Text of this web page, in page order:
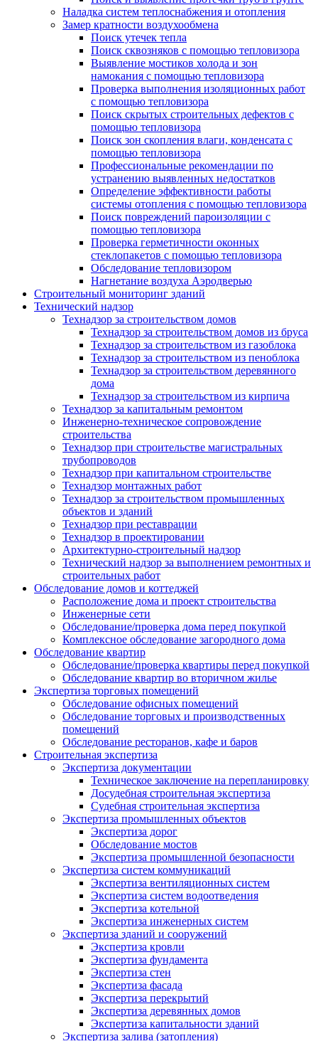
Наладка систем теплоснабжения и отопления
Замер кратности воздухообмена
Поиск утечек тепла
Поиск сквозняков с помощью тепловизора
Выявление мостиков холода и зон
намокания с помощью тепловизора
Проверка выполнения изоляционных работ
с помощью тепловизора
Поиск скрытых строительных дефектов с
помощью тепловизора
Поиск зон скопления влаги, конденсата с
помощью тепловизора
Профессиональные рекомендации по
устранению выявленных недостатков
Определение эффективности работы
системы отопления с помощью тепловизора
Поиск повреждений пароизоляции с
помощью тепловизора
Проверка герметичности оконных
стеклопакетов с помощью тепловизора
Обследование тепловизором
Нагнетание воздуха Аэродверью
Строительный мониторинг зданий
Технический надзор
Технадзор за строительством домов
Технадзор за строительством домов из бруса
Технадзор за строительством из газоблока
Технадзор за строительством из пеноблока
Технадзор за строительством деревянного
дома
Технадзор за строительством из кирпича
Технадзор за капитальным ремонтом
Инженерно-техническое сопровождение
строительства
Технадзор при строительстве магистральных
трубопроводов
Технадзор при капитальном строительстве
Технадзор монтажных работ
Технадзор за строительством промышленных
объектов и зданий
Технадзор при реставрации
Технадзор в проектировании
Архитектурно-строительный надзор
Технический надзор за выполнением ремонтных и
строительных работ
Обследование домов и коттеджей
Расположение дома и проект строительства
Инженерные сети
Обследование/проверка дома перед покупкой
Комплексное обследование загородного дома
Обследование квартир
Обследование/проверка квартиры перед покупкой
Обследование квартир во вторичном жилье
Экспертиза торговых помещений
Обследование офисных помещений
Обследование торговых и производственных
помещений
Обследование ресторанов, кафе и баров
Строительная экспертиза
Экспертиза документации
Техническое заключение на перепланировку
Досудебная строительная экспертиза
Судебная строительная экспертиза
Экспертиза промышленных объектов
Экспертиза дорог
Обследование мостов
Экспертиза промышленной безопасности
Экспертиза систем коммуникаций
Экспертиза вентиляционных систем
Экспертиза систем водоотведения
Экспертиза котельной
Экспертиза инженерных систем
Экспертиза зданий и сооружений
Экспертиза кровли
Экспертиза фундамента
Экспертиза стен
Экспертиза фасада
Экспертиза перекрытий
Экспертиза деревянных домов
Экспертиза капитальности зданий
Экспертиза залива (затопления)